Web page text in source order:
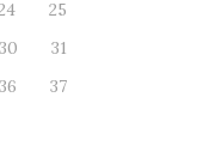
25
30
31
36
37